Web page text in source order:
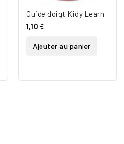
Guide doigt Kidy Learn
1,10 €
Ajouter au panier